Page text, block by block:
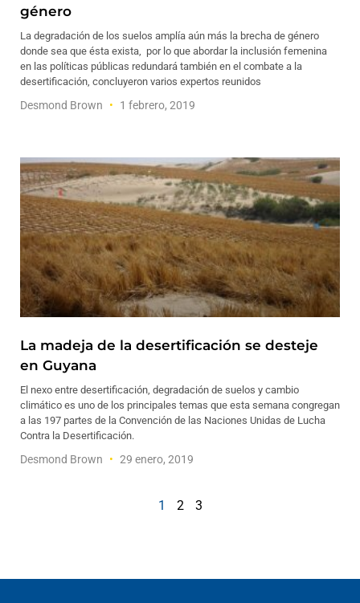
género
La degradación de los suelos amplía aún más la brecha de género
donde sea que ésta exista, por lo que abordar la inclusión femenina
en las políticas públicas redundará también en el combate a la
desertificación, concluyeron varios expertos reunidos
Desmond Brown 1 febrero, 2019
La madeja de la desertificación se desteje
en Guyana
El nexo entre desertificación, degradación de suelos y cambio
climático es uno de los principales temas que esta semana congregan
a las 197 partes de la Convención de las Naciones Unidas de Lucha
Contra la Desertificación.
Desmond Brown 29 enero, 2019
1 2 3